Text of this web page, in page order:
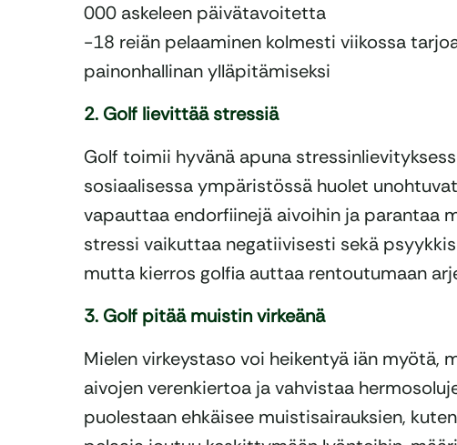
000 askeleen päivätavoitetta
-18 reiän pelaaminen kolmesti viikossa
painonhallinan ylläpitämiseksi
2. Golf lievittää stressiä
Golf toimii hyvänä apuna
sosiaalisessa ympäristössä huolet
vapauttaa endorfiinejä aivoihin ja parantaa
stressi vaikuttaa negatiivisesti sekä
mutta kierros golfia auttaa rentoutumaan
3. Golf pitää muistin virkeänä
Mielen virkeystaso voi heikentyä iän myötä,
aivojen verenkiertoa ja vahvistaa
puolestaan ehkäisee muistisairauksien,